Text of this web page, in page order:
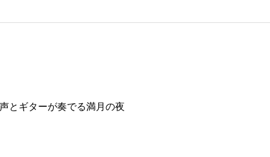
とギターが奏でる満月の夜